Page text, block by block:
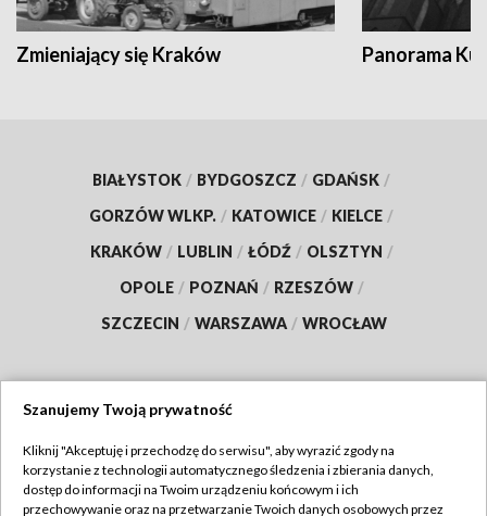
Zmieniający się Kraków Panorama
BIAŁYSTOK / BYDGOSZCZ / GDAŃSK /
GORZÓW WLKP. / KATOWICE / KIELCE /
KRAKÓW / LUBLIN / ŁÓDŹ / OLSZTYN /
OPOLE / POZNAŃ / RZESZÓW /
SZCZECIN / WARSZAWA / WROCŁAW
TVP
Abonament TVP
Szanujemy Twoją prywatność
Kliknij "Akceptuję i przechodzę do serwisu", aby wyrazić zgody na
korzystanie z technologii automatycznego śledzenia i zbierania danych,
dostęp do informacji na Twoim urządzeniu końcowym i ich
przechowywanie oraz na przetwarzanie Twoich danych osobowych przez